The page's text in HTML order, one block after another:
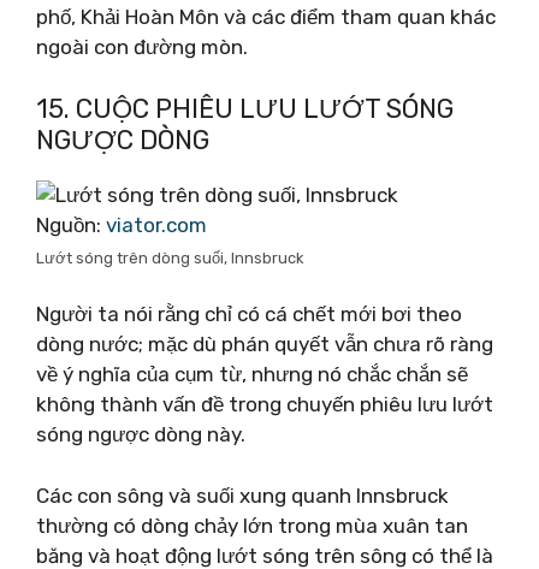
phố, Khải Hoàn Môn và các điểm tham quan khác
ngoài con đường mòn.
15. CUỘC PHIÊU LƯU LƯỚT SÓNG
NGƯỢC DÒNG
Nguồn: viator.com
Lướt sóng trên dòng suối, Innsbruck
Người ta nói rằng chỉ có cá chết mới bơi theo
dòng nước; mặc dù phán quyết vẫn chưa rõ ràng
về ý nghĩa của cụm từ, nhưng nó chắc chắn sẽ
không thành vấn đề trong chuyến phiêu lưu lướt
sóng ngược dòng này.
Các con sông và suối xung quanh Innsbruck
thường có dòng chảy lớn trong mùa xuân tan
băng và hoạt động lướt sóng trên sông có thể là